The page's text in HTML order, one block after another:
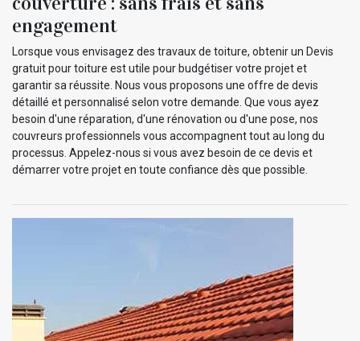
engagement
Lorsque vous envisagez des travaux de toiture, obtenir un Devis
gratuit pour toiture est utile pour budgétiser votre projet et
garantir sa réussite. Nous vous proposons une offre de devis
détaillé et personnalisé selon votre demande. Que vous ayez
besoin d'une réparation, d'une rénovation ou d'une pose, nos
couvreurs professionnels vous accompagnent tout au long du
processus. Appelez-nous si vous avez besoin de ce devis et
démarrer votre projet en toute confiance dès que possible.